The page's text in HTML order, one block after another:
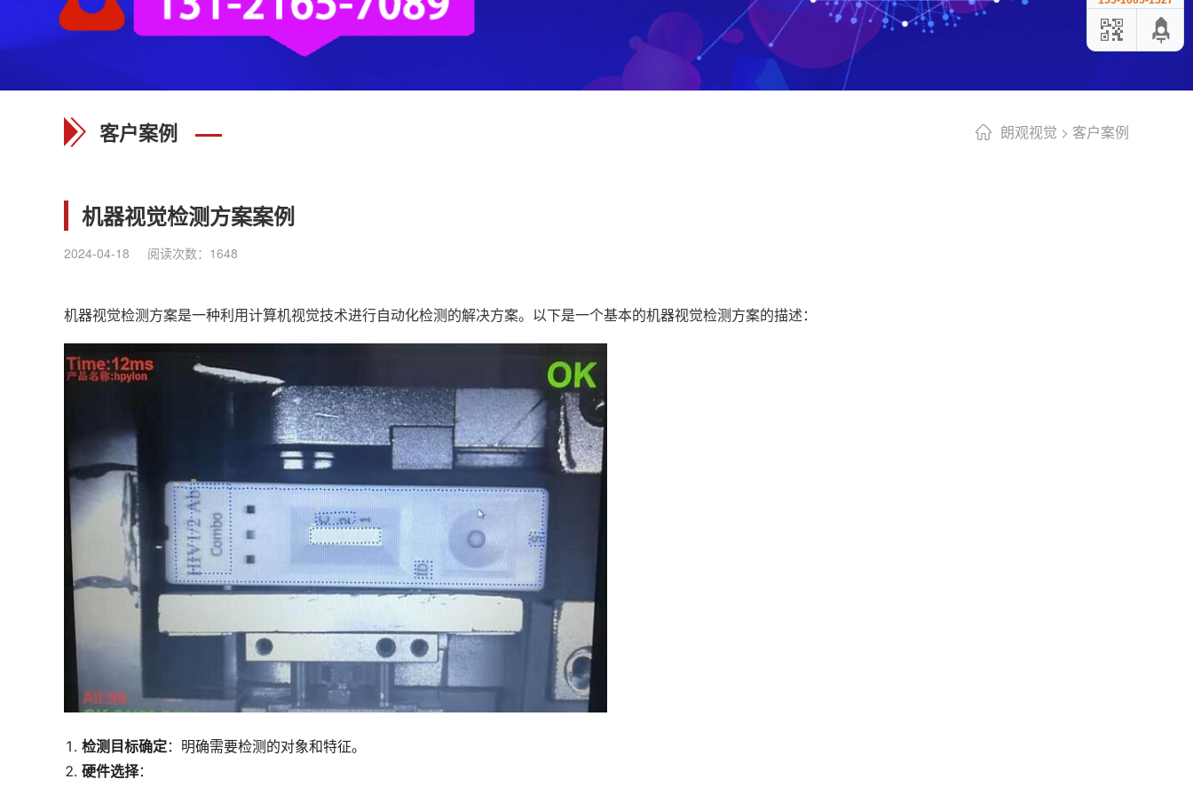
朗观视觉 > 客户案例
客户案例
机器视觉检测方案案例
2024-04-18 阅读次数： 1648
机器视觉检测方案是一种利用计算机视觉技术进行自动化检测的解决方案。以下是一个基本的机器视觉检测方案的描述：
检测目标确定：明确需要检测的对象和特征。
硬件选择：